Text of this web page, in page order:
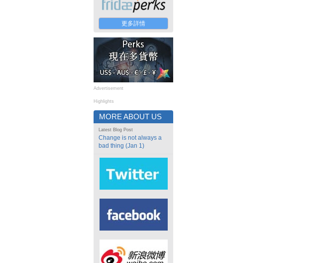
更多詳情
Advertisement
Highlights
MORE ABOUT US
Latest Blog Post
Change is not always a
bad thing (Jan 1)